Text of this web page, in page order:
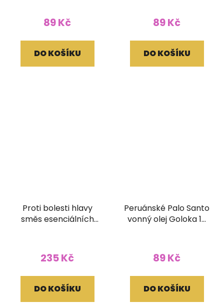
89 Kč
DO KOŠÍKU
89 Kč
DO KOŠÍKU
Proti bolesti hlavy
směs esenciálních
235 Kč
DO KOŠÍKU
Peruánské Palo Santo
vonný olej Goloka 10
89 Kč
DO KOŠÍKU